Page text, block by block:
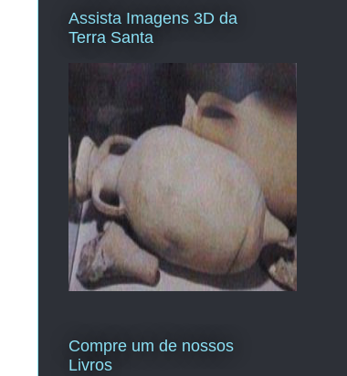
Assista Imagens 3D da
Terra Santa
Compre um de nossos
Livros